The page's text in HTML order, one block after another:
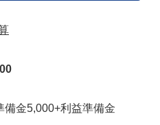
金5,000+利益準備金